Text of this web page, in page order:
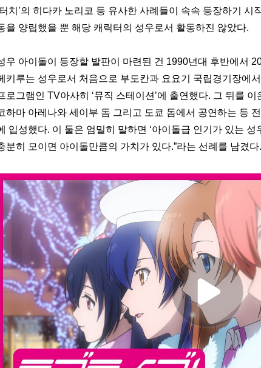
터치’의 히다카 노리코 등 유사한 사례들이 속속 등장하기
을 양립했을 뿐 해당 캐릭터의 성우로서 활동하진 않았다.
우 아이돌이 등장할 발판이 마련된 건 1990년대 후반에서
키루는 성우로서 처음으로 부도칸과 요요기 국립경기장에
로그램인 TV아사히 ‘뮤직 스테이션’에 출연했다. 그 뒤를
하마 아레나와 세이부 돔 그리고 도쿄 돔에서 공연하는 등
입성했다. 이 둘은 엄밀히 말하면 ‘아이돌급 인기가 있는 성
분히 모이면 아이돌만큼의 가치가 있다.”라는 선례를 남겼다.